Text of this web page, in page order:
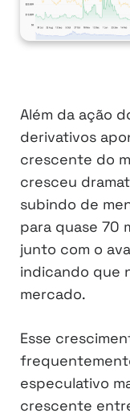
Além da ação
derivativos
crescente do
cresceu
subindo de
para quase 70
junto com o
indicando que
mercado.
Esse
especulativo
crescente